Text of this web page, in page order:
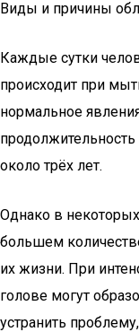
Виды и причины
Каждые сутки
происходит при
нормальное
около трёх лет.
Однако в
большем
их жизни. При
голове могут
устранить